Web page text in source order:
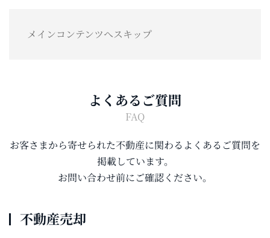
メインコンテンツへスキップ
よくあるご質問
FAQ
お客さまから寄せられた不動産に関わるよくあるご質問を
掲載しています。
お問い合わせ前にご確認ください。
不動産売却